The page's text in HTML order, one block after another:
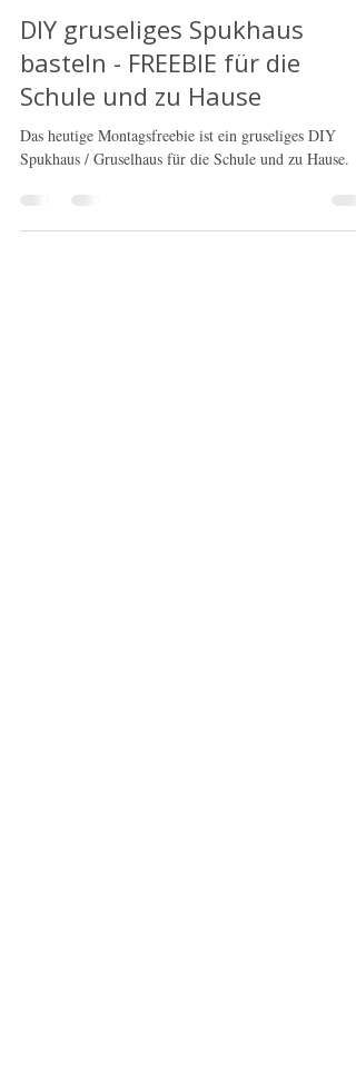
Doodleteacher
30. Okt. 2023
1 Min. Lesezeit
basteln - FREEBIE für die